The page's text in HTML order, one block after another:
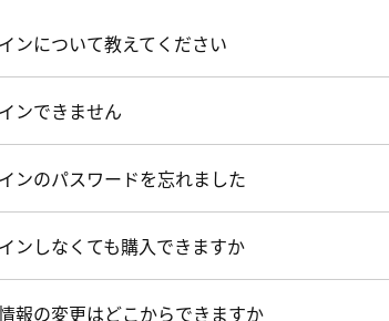
ンについて教えてください
ンできません
ンのパスワードを忘れました
ンしなくても購入できますか
報の変更はどこからできますか